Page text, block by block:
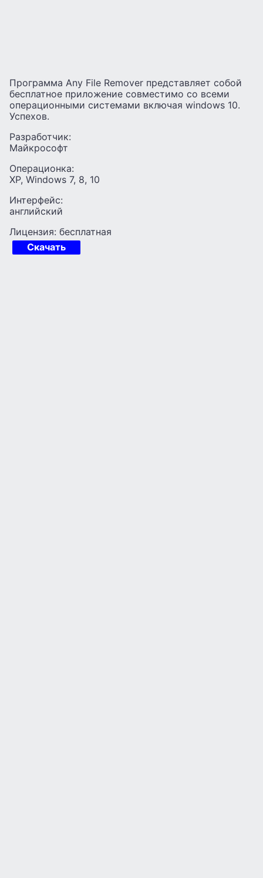
Программа Any File Remover представляет собой
бесплатное приложение совместимо со всеми
операционными системами включая windows 10.
Успехов.
Разработчик:
Майкрософт
Операционка:
XP, Windows 7, 8, 10
Интерфейс:
английский
Лицензия: бесплатная
Скачать